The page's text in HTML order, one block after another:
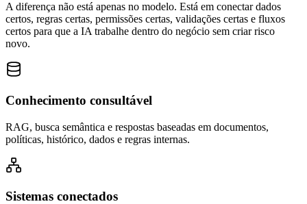
A diferença não está apenas no modelo. Está em conectar dados
certos, regras certas, permissões certas, validações certas e fluxos
certos para que a IA trabalhe dentro do negócio sem criar risco
novo.
Conhecimento consultável
RAG, busca semântica e respostas baseadas em documentos,
políticas, histórico, dados e regras internas.
Sistemas conectados